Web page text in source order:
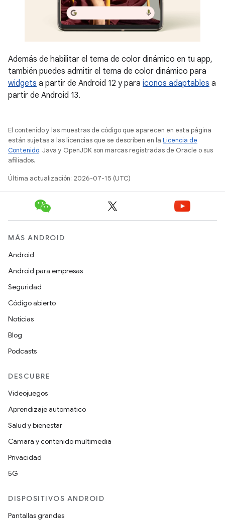
Además de habilitar el tema de color dinámico en tu app,
también puedes admitir el tema de color dinámico para
widgets a partir de Android 12 y para íconos adaptables a
partir de Android 13.
El contenido y las muestras de código que aparecen en esta página
están sujetas a las licencias que se describen en la Licencia de
Contenido. Java y OpenJDK son marcas registradas de Oracle o sus
afiliados.
Última actualización: 2026-07-15 (UTC)
MÁS ANDROID
Android
Android para empresas
Seguridad
Código abierto
Noticias
Blog
Podcasts
DESCUBRE
Videojuegos
Aprendizaje automático
Salud y bienestar
Cámara y contenido multimedia
Privacidad
5G
DISPOSITIVOS ANDROID
Pantallas grandes